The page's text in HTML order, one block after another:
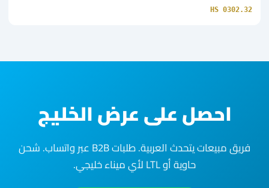
HS 0302.32
احصل على عرض الخليج
فريق مبيعات يتحدث العربية. طلبات B2B عبر واتساب. شحن
حاوية أو LTL لأي ميناء خليجي.